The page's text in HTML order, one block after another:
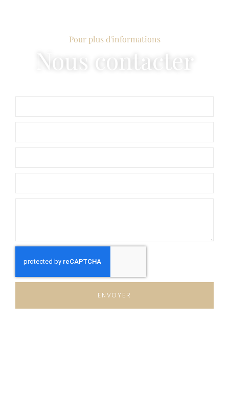
Pour plus d'informations
Nous contacter
ENVOYER